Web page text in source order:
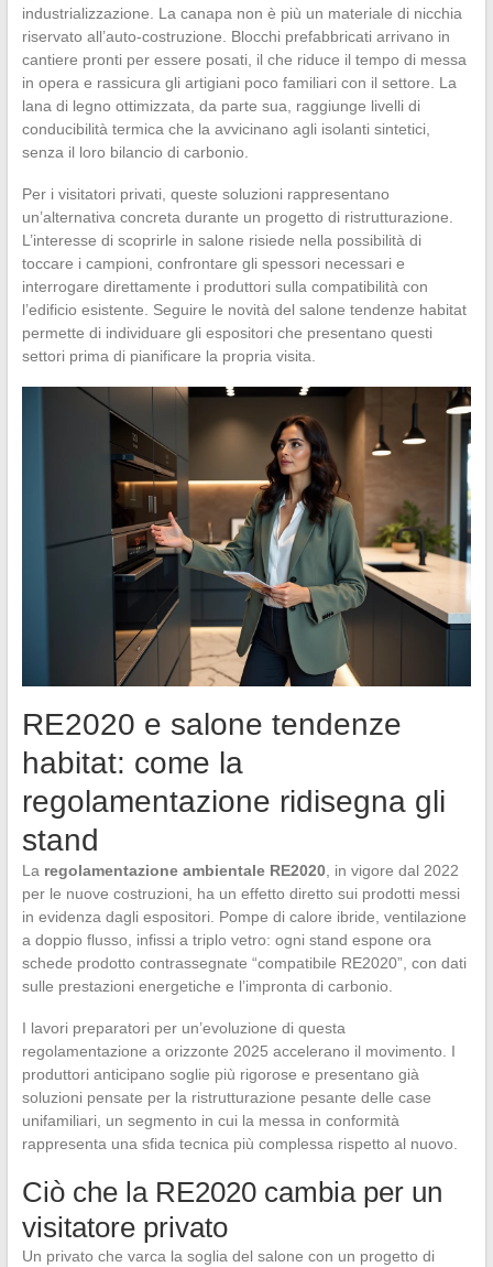
industrializzazione. La canapa non è più un materiale di nicchia
riservato all’auto-costruzione. Blocchi prefabbricati arrivano in
cantiere pronti per essere posati, il che riduce il tempo di messa
in opera e rassicura gli artigiani poco familiari con il settore. La
lana di legno ottimizzata, da parte sua, raggiunge livelli di
conducibilità termica che la avvicinano agli isolanti sintetici,
senza il loro bilancio di carbonio.
Per i visitatori privati, queste soluzioni rappresentano
un’alternativa concreta durante un progetto di ristrutturazione.
L’interesse di scoprirle in salone risiede nella possibilità di
toccare i campioni, confrontare gli spessori necessari e
interrogare direttamente i produttori sulla compatibilità con
l’edificio esistente. Seguire le novità del salone tendenze habitat
permette di individuare gli espositori che presentano questi
settori prima di pianificare la propria visita.
RE2020 e salone tendenze
habitat: come la
regolamentazione ridisegna gli
stand
La regolamentazione ambientale RE2020, in vigore dal 2022
per le nuove costruzioni, ha un effetto diretto sui prodotti messi
in evidenza dagli espositori. Pompe di calore ibride, ventilazione
a doppio flusso, infissi a triplo vetro: ogni stand espone ora
schede prodotto contrassegnate “compatibile RE2020”, con dati
sulle prestazioni energetiche e l’impronta di carbonio.
I lavori preparatori per un’evoluzione di questa
regolamentazione a orizzonte 2025 accelerano il movimento. I
produttori anticipano soglie più rigorose e presentano già
soluzioni pensate per la ristrutturazione pesante delle case
unifamiliari, un segmento in cui la messa in conformità
rappresenta una sfida tecnica più complessa rispetto al nuovo.
Ciò che la RE2020 cambia per un
visitatore privato
Un privato che varca la soglia del salone con un progetto di